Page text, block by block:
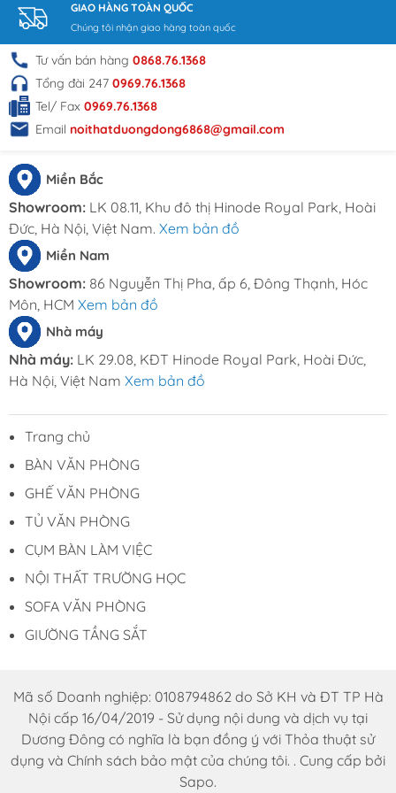
tại nội thất Dương Đông - Quý khách hàng có thể
tham khảo và lựa chọn sản phẩm này tại đây để
được tư vấn và hỗ trợ tốt nhất.
THÔNG TIN LIÊN HỆ
website:
Noithatduongdong.com
Trịnh Văn Bô, phường Phương Canh, Quận
Nam Từ Liêm, Thành Phố Hà Nội.
HCM : 86 Nguyễn Thị Pha, ấp 6, xã Đông
Thạnh, Hóc Môn, TP HCM
Email : dautuduongdong@gmail.com
GIAO HÀNG TOÀN QUỐC
Chúng tôi nhận giao hàng toàn quốc
Tư vấn bán hàng 0868.76.1368
Tổng đài 247 0969.76.1368
Tel/ Fax 0969.76.1368
Email noithatduongdong6868@gmail.com
Miền Bắc
Showroom: LK 08.11, Khu đô thị Hinode Royal Park, Hoài
Đức, Hà Nội, Việt Nam. Xem bản đồ
Miền Nam
Showroom: 86 Nguyễn Thị Pha, ấp 6, Đông Thạnh, Hóc
Môn, HCM Xem bản đồ
Nhà máy
Nhà máy: LK 29.08, KĐT Hinode Royal Park, Hoài Đức,
Hà Nội, Việt Nam Xem bản đồ
Trang chủ
BÀN VĂN PHÒNG
GHẾ VĂN PHÒNG
TỦ VĂN PHÒNG
CỤM BÀN LÀM VIỆC
NỘI THẤT TRƯỜNG HỌC
SOFA VĂN PHÒNG
GIƯỜNG TẦNG SẮT
Mã số Doanh nghiệp: 0108794862 do Sở KH và ĐT TP Hà
Nội cấp 16/04/2019 - Sử dụng nội dung và dịch vụ tại
Dương Đông có nghĩa là bạn đồng ý với Thỏa thuật sử
dụng và Chính sách bảo mật của chúng tôi. . Cung cấp bởi
Sapo.